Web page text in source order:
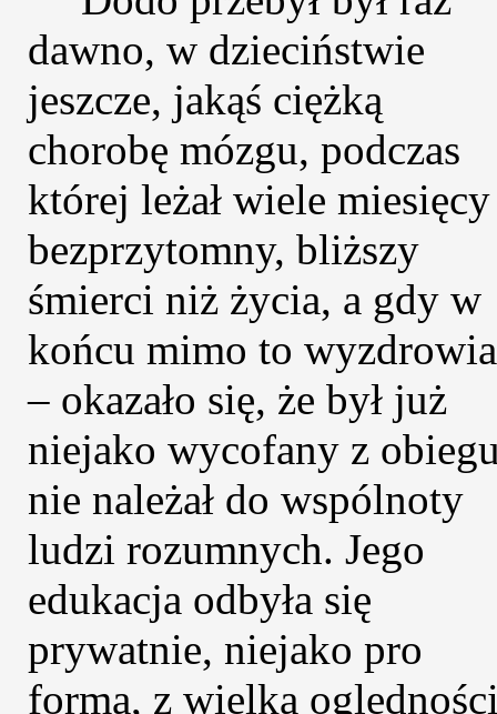
dawno, w dzieciństwie
jeszcze, jakąś ciężką
chorobę mózgu, podczas
której leżał wiele miesięcy
bezprzytomny, bliższy
śmierci niż życia, a gdy w
końcu mimo to
– okazało się, że był już
niejako wycofany z
nie należał do wspólnoty
ludzi rozumnych. Jego
edukacja odbyła się
prywatnie, niejako pro
forma, z wielką